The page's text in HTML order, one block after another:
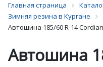
Главная страница
Зимняя резина в Кургане
Автошина 185/60 R-14
Автошина